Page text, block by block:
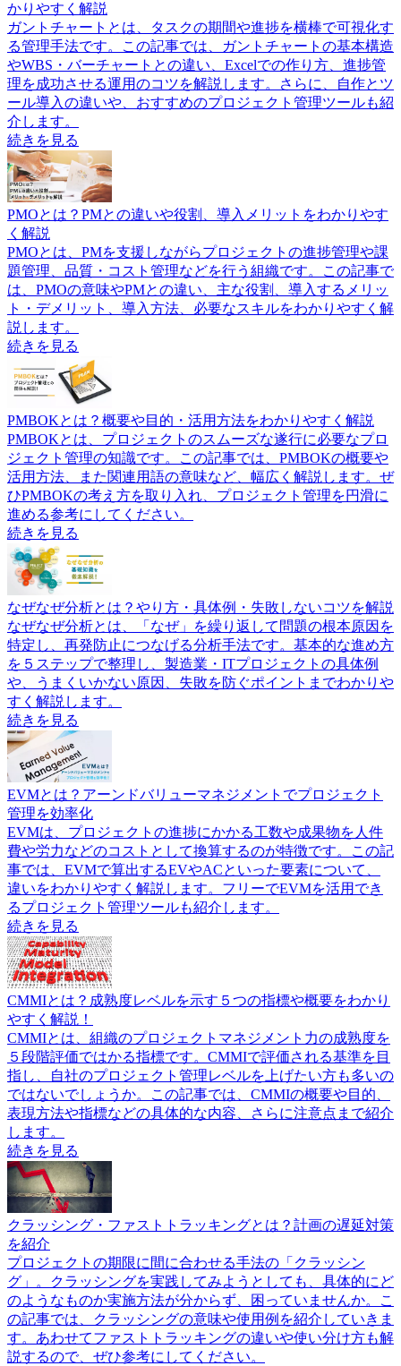
かりやすく解説
ガントチャートとは、タスクの期間や進捗を横棒で可視化す
る管理手法です。この記事では、ガントチャートの基本構造
やWBS・バーチャートとの違い、Excelでの作り方、進捗管
理を成功させる運用のコツを解説します。さらに、自作とツ
ール導入の違いや、おすすめのプロジェクト管理ツールも紹
介します。
続きを見る
PMOとは？PMとの違いや役割、導入メリットをわかりやす
く解説
PMOとは、PMを支援しながらプロジェクトの進捗管理や課
題管理、品質・コスト管理などを行う組織です。この記事で
は、PMOの意味やPMとの違い、主な役割、導入するメリッ
ト・デメリット、導入方法、必要なスキルをわかりやすく解
説します。
続きを見る
PMBOKとは？概要や目的・活用方法をわかりやすく解説
PMBOKとは、プロジェクトのスムーズな遂行に必要なプロ
ジェクト管理の知識です。この記事では、PMBOKの概要や
活用方法、また関連用語の意味など、幅広く解説します。ぜ
ひPMBOKの考え方を取り入れ、プロジェクト管理を円滑に
進める参考にしてください。
続きを見る
なぜなぜ分析とは？やり方・具体例・失敗しないコツを解説
なぜなぜ分析とは、「なぜ」を繰り返して問題の根本原因を
特定し、再発防止につなげる分析手法です。基本的な進め方
を５ステップで整理し、製造業・ITプロジェクトの具体例
や、うまくいかない原因、失敗を防ぐポイントまでわかりや
すく解説します。
続きを見る
EVMとは？アーンドバリューマネジメントでプロジェクト
管理を効率化
EVMは、プロジェクトの進捗にかかる工数や成果物を人件
費や労力などのコストとして換算するのが特徴です。この記
事では、EVMで算出するEVやACといった要素について、
違いをわかりやすく解説します。フリーでEVMを活用でき
るプロジェクト管理ツールも紹介します。
続きを見る
CMMIとは？成熟度レベルを示す５つの指標や概要をわかり
やすく解説！
CMMIとは、組織のプロジェクトマネジメント力の成熟度を
５段階評価ではかる指標です。CMMIで評価される基準を目
指し、自社のプロジェクト管理レベルを上げたい方も多いの
ではないでしょうか。この記事では、CMMIの概要や目的、
表現方法や指標などの具体的な内容、さらに注意点まで紹介
します。
続きを見る
クラッシング・ファストトラッキングとは？計画の遅延対策
を紹介
プロジェクトの期限に間に合わせる手法の「クラッシン
グ」。クラッシングを実践してみようとしても、具体的にど
のようなものか実施方法が分からず、困っていませんか。こ
の記事では、クラッシングの意味や使用例を紹介していきま
す。あわせてファストトラッキングの違いや使い分け方も解
説するので、ぜひ参考にしてください。